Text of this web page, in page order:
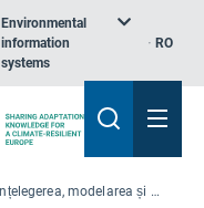
Environmental
information
systems
RO
Masterclass: Înțelegerea, modelarea și atenuarea insulelor de căldură urbană